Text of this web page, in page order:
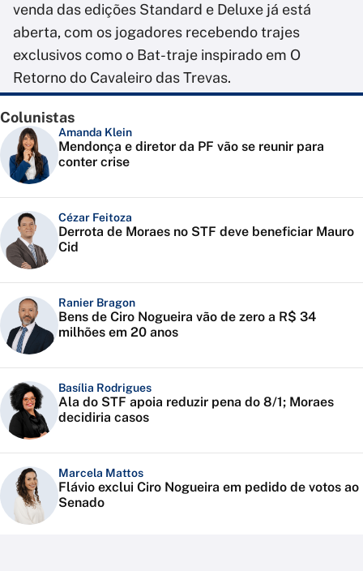
venda das edições Standard e Deluxe já está
aberta, com os jogadores recebendo trajes
exclusivos como o Bat-traje inspirado em O
Retorno do Cavaleiro das Trevas.
Colunistas
Amanda Klein
Mendonça e diretor da PF vão se reunir para
conter crise
Cézar Feitoza
Derrota de Moraes no STF deve beneficiar Mauro
Cid
Ranier Bragon
Bens de Ciro Nogueira vão de zero a R$ 34
milhões em 20 anos
Basília Rodrigues
Ala do STF apoia reduzir pena do 8/1; Moraes
decidiria casos
Marcela Mattos
Flávio exclui Ciro Nogueira em pedido de votos ao
Senado